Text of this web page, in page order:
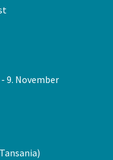
9. November